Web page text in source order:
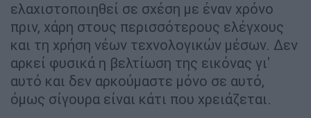
ελαχιστοποιηθεί σε σχέση με έναν χρόνο
πριν, χάρη στους περισσότερους ελέγχους
και τη χρήση νέων τεχνολογικών μέσων. Δεν
αρκεί φυσικά η βελτίωση της εικόνας γι'
αυτό και δεν αρκούμαστε μόνο σε αυτό,
όμως σίγουρα είναι κάτι που χρειάζεται.